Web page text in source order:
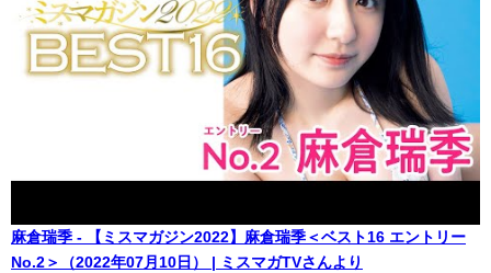
麻倉瑞季 - 【ミスマガジン2022】麻倉瑞季＜ベスト16 エントリー
No.2＞（2022年07月10日） | ミスマガTVさんより